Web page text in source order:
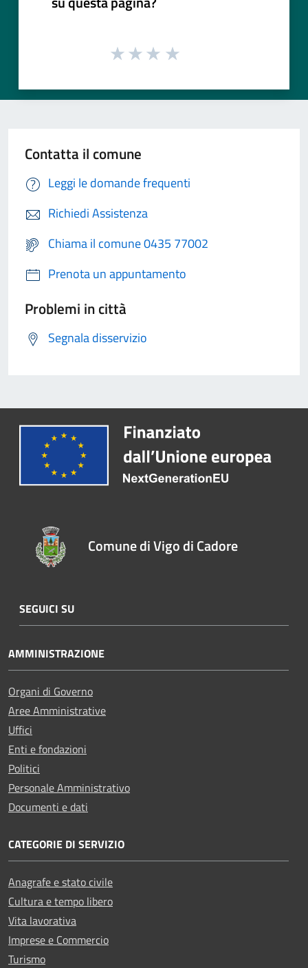
Contatta il comune
Leggi le domande frequenti
Richiedi Assistenza
Chiama il comune 0435 77002
Prenota un appuntamento
Problemi in città
Segnala disservizio
Comune di Vigo di Cadore
SEGUICI SU
AMMINISTRAZIONE
Organi di Governo
Aree Amministrative
Uffici
Enti e fondazioni
Politici
Personale Amministrativo
Documenti e dati
CATEGORIE DI SERVIZIO
Anagrafe e stato civile
Cultura e tempo libero
Vita lavorativa
Imprese e Commercio
Turismo